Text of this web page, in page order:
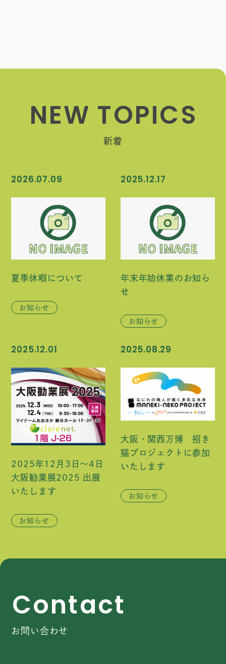
NEW TOPICS
新着
2026.07.09
夏季休暇について
お知らせ
2025.12.17
年末年始休業のお知ら
せ
お知らせ
2025.12.01
2025年12月3日～4日
大阪勧業展2025 出展
いたします
お知らせ
2025.08.29
大阪・関西万博 招き
猫プロジェクトに参加
いたします
お知らせ
Contact
お問い合わせ